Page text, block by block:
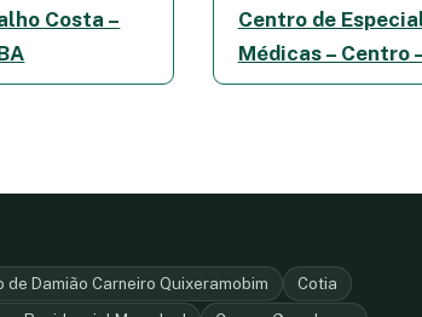
Costa –
Centro de
Médicas – Centro
de Damião Carneiro Quixeramobim
Cotia